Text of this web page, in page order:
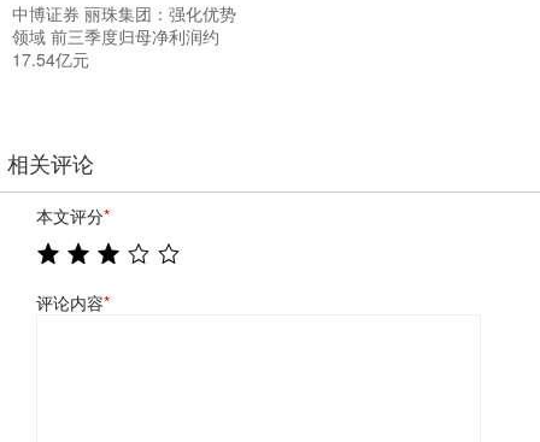
中博证券 丽珠集团：强化优势
领域 前三季度归母净利润约
17.54亿元
相关评论
本文评分*
评论内容*